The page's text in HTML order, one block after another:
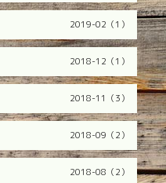
2019-02（1）
2018-12（1）
2018-11（3）
2018-09（2）
2018-08（2）